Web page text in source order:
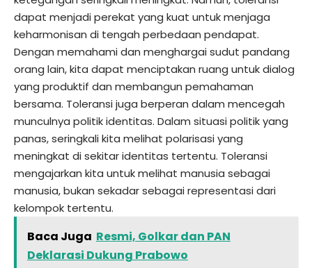
dapat menjadi perekat yang kuat untuk menjaga
keharmonisan di tengah perbedaan pendapat.
Dengan memahami dan menghargai sudut pandang
orang lain, kita dapat menciptakan ruang untuk dialog
yang produktif dan membangun pemahaman
bersama. Toleransi juga berperan dalam mencegah
munculnya politik identitas. Dalam situasi politik yang
panas, seringkali kita melihat polarisasi yang
meningkat di sekitar identitas tertentu. Toleransi
mengajarkan kita untuk melihat manusia sebagai
manusia, bukan sekadar sebagai representasi dari
kelompok tertentu.
Baca Juga Resmi, Golkar dan PAN
Deklarasi Dukung Prabowo